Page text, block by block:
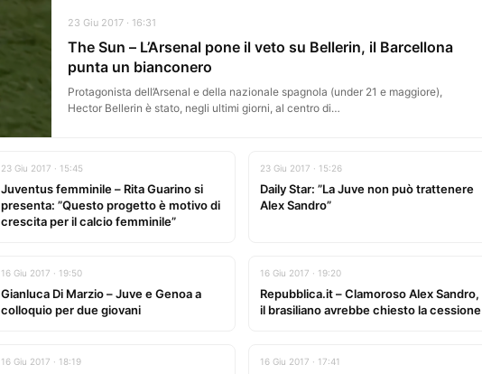
23 Giu 2017 · 16:31
The Sun – L’Arsenal pone il veto su Bellerin, il Barcellona
punta un bianconero
Protagonista dell’Arsenal e della nazionale spagnola (under 21 e maggiore),
Hector Bellerin è stato, negli ultimi giorni, al centro di…
23 Giu 2017 · 15:45
Juventus femminile – Rita Guarino si
presenta: ”Questo progetto è motivo di
crescita per il calcio femminile”
23 Giu 2017 · 15:26
Daily Star: ”La Juve non può trattenere
Alex Sandro”
16 Giu 2017 · 19:50
Gianluca Di Marzio – Juve e Genoa a
colloquio per due giovani
16 Giu 2017 · 19:20
Repubblica.it – Clamoroso Alex Sandro,
il brasiliano avrebbe chiesto la cessione
16 Giu 2017 · 18:19 16 Giu 2017 · 17:41